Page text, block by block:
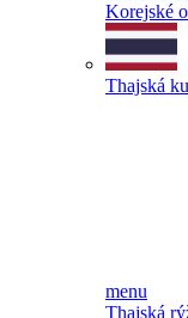
Korejské
Thajská
menu
Thajská